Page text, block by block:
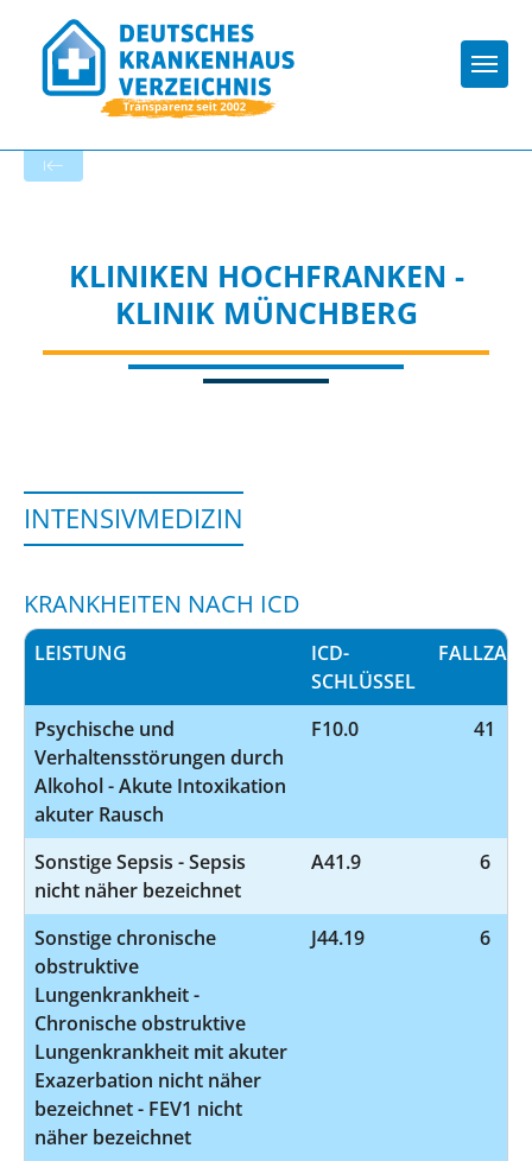
KLINIKEN HOCHFRANKEN -
KLINIK MÜNCHBERG
INTENSIVMEDIZIN
KRANKHEITEN NACH ICD
LEISTUNG
ICD-
SCHLÜSSEL
FALLZAHL
Psychische und
Verhaltensstörungen durch
Alkohol - Akute Intoxikation
akuter Rausch
F10.0 41
Sonstige Sepsis - Sepsis
nicht näher bezeichnet
A41.9 6
Sonstige chronische
obstruktive
Lungenkrankheit -
Chronische obstruktive
Lungenkrankheit mit akuter
Exazerbation nicht näher
bezeichnet - FEV1 nicht
näher bezeichnet
J44.19 6